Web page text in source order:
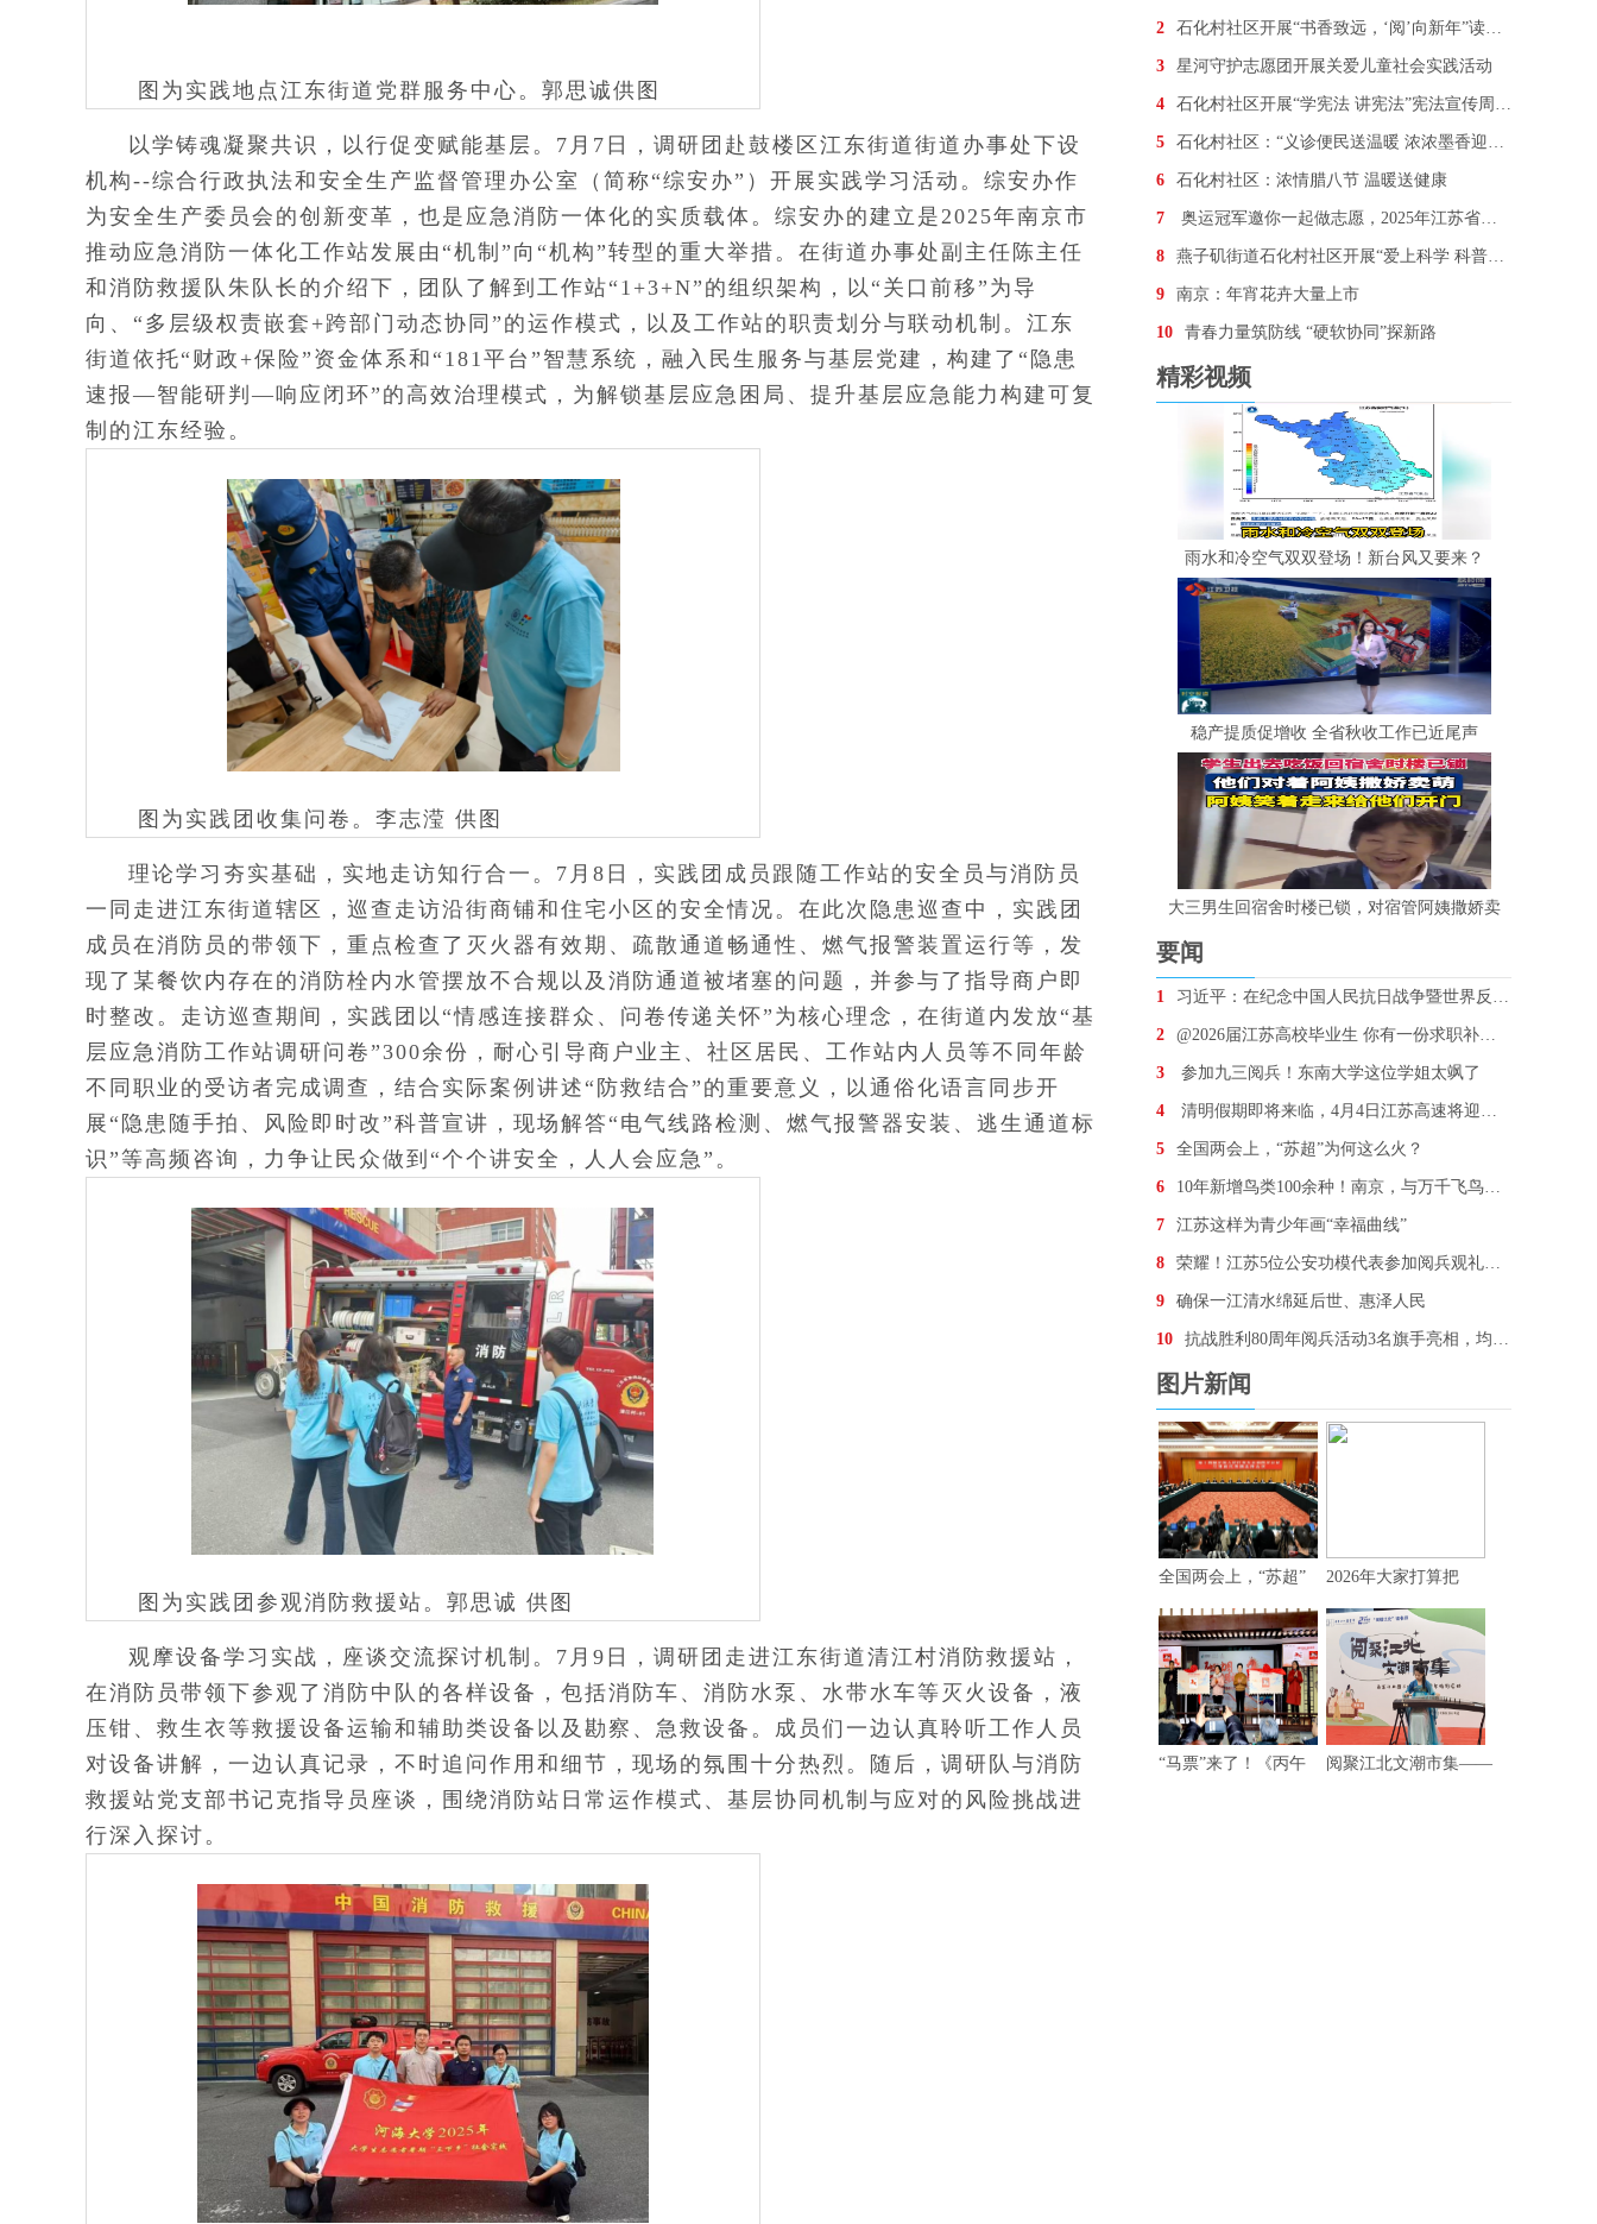
图为实践地点江东街道党群服务中心。郭思诚供图
以学铸魂凝聚共识，以行促变赋能基层。7月7日，调研团赴鼓楼区江东街道街道办事处下设
机构--综合行政执法和安全生产监督管理办公室（简称“综安办”）开展实践学习活动。综安办作
为安全生产委员会的创新变革，也是应急消防一体化的实质载体。综安办的建立是2025年南京市
推动应急消防一体化工作站发展由“机制”向“机构”转型的重大举措。在街道办事处副主任陈主任
和消防救援队朱队长的介绍下，团队了解到工作站“1+3+N”的组织架构，以“关口前移”为导
向、“多层级权责嵌套+跨部门动态协同”的运作模式，以及工作站的职责划分与联动机制。江东
街道依托“财政+保险”资金体系和“181平台”智慧系统，融入民生服务与基层党建，构建了“隐患
速报—智能研判—响应闭环”的高效治理模式，为解锁基层应急困局、提升基层应急能力构建可复
制的江东经验。
图为实践团收集问卷。李志滢 供图
理论学习夯实基础，实地走访知行合一。7月8日，实践团成员跟随工作站的安全员与消防员
一同走进江东街道辖区，巡查走访沿街商铺和住宅小区的安全情况。在此次隐患巡查中，实践团
成员在消防员的带领下，重点检查了灭火器有效期、疏散通道畅通性、燃气报警装置运行等，发
现了某餐饮内存在的消防栓内水管摆放不合规以及消防通道被堵塞的问题，并参与了指导商户即
时整改。走访巡查期间，实践团以“情感连接群众、问卷传递关怀”为核心理念，在街道内发放“基
层应急消防工作站调研问卷”300余份，耐心引导商户业主、社区居民、工作站内人员等不同年龄
不同职业的受访者完成调查，结合实际案例讲述“防救结合”的重要意义，以通俗化语言同步开
展“隐患随手拍、风险即时改”科普宣讲，现场解答“电气线路检测、燃气报警器安装、逃生通道标
识”等高频咨询，力争让民众做到“个个讲安全，人人会应急”。
图为实践团参观消防救援站。郭思诚 供图
观摩设备学习实战，座谈交流探讨机制。7月9日，调研团走进江东街道清江村消防救援站，
在消防员带领下参观了消防中队的各样设备，包括消防车、消防水泵、水带水车等灭火设备，液
压钳、救生衣等救援设备运输和辅助类设备以及勘察、急救设备。成员们一边认真聆听工作人员
对设备讲解，一边认真记录，不时追问作用和细节，现场的氛围十分热烈。随后，调研队与消防
救援站党支部书记克指导员座谈，围绕消防站日常运作模式、基层协同机制与应对的风险挑战进
行深入探讨。
2 石化村社区开展“书香致远，‘阅’向新年”读书会文化
3 星河守护志愿团开展关爱儿童社会实践活动
4 石化村社区开展“学宪法 讲宪法”宪法宣传周主题活动
5 石化村社区：“义诊便民送温暖 浓浓墨香迎新年”
6 石化村社区：浓情腊八节 温暖送健康
7 奥运冠军邀你一起做志愿，2025年江苏省暨南京市
8 燕子矶街道石化村社区开展“爱上科学 科普阅读”主题
9 南京：年宵花卉大量上市
10 青春力量筑防线 “硬软协同”探新路
精彩视频
雨水和冷空气双双登场！新台风又要来？
稳产提质促增收 全省秋收工作已近尾声
大三男生回宿舍时楼已锁，对宿管阿姨撒娇卖
要闻
1 习近平：在纪念中国人民抗日战争暨世界反法西斯战争胜
2 @2026届江苏高校毕业生 你有一份求职补贴待领取
3 参加九三阅兵！东南大学这位学姐太飒了
4 清明假期即将来临，4月4日江苏高速将迎车流最高峰
5 全国两会上，“苏超”为何这么火？
6 10年新增鸟类100余种！南京，与万千飞鸟为邻
7 江苏这样为青少年画“幸福曲线”
8 荣耀！江苏5位公安功模代表参加阅兵观礼，他们想说…
9 确保一江清水绵延后世、惠泽人民
10 抗战胜利80周年阅兵活动3名旗手亮相，均为“90后
图片新闻
全国两会上，“苏超” 2026年大家打算把
“马票”来了！《丙午 阅聚江北文潮市集——